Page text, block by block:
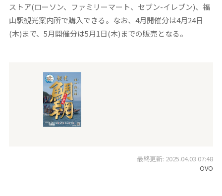
ストア(ローソン、ファミリーマート、セブン-イレブン)、福
山駅観光案内所で購入できる。なお、4月開催分は4月24日
(木)まで、5月開催分は5月1日(木)までの販売となる。
最終更新: 2025.04.03 07:48
OVO